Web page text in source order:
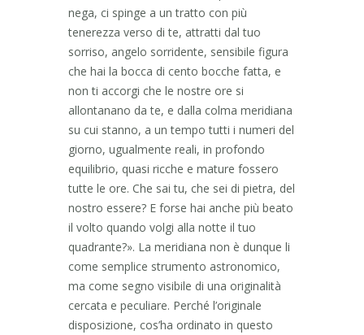
nega, ci spinge a un tratto con più
tenerezza verso di te, attratti dal tuo
sorriso, angelo sorridente, sensibile figura
che hai la bocca di cento bocche fatta, e
non ti accorgi che le nostre ore si
allontanano da te, e dalla colma meridiana
su cui stanno, a un tempo tutti i numeri del
giorno, ugualmente reali, in profondo
equilibrio, quasi ricche e mature fossero
tutte le ore. Che sai tu, che sei di pietra, del
nostro essere? E forse hai anche più beato
il volto quando volgi alla notte il tuo
quadrante?». La meridiana non è dunque li
come semplice strumento astronomico,
ma come segno visibile di una originalità
cercata e peculiare. Perché l’originale
disposizione, cos’ha ordinato in questo